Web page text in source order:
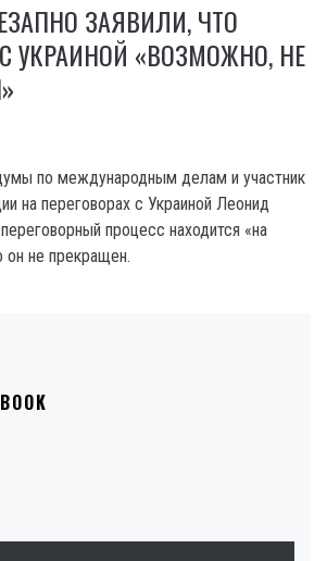
ЗАЯВИЛИ, ЧТО
УКРАИНОЙ «ВОЗМОЖНО, НЕ
по международным делам и участник
на переговорах с Украиной Леонид
процесс находится «на
он не прекращен.